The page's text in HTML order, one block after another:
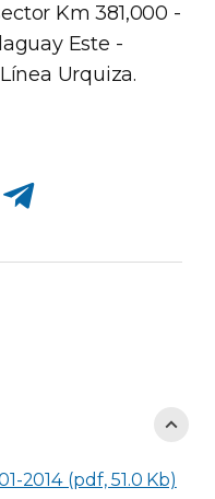
Km 381,000 -
Este -
Urquiza.
Compartir en Telegram
2014 (pdf, 51.0 Kb)